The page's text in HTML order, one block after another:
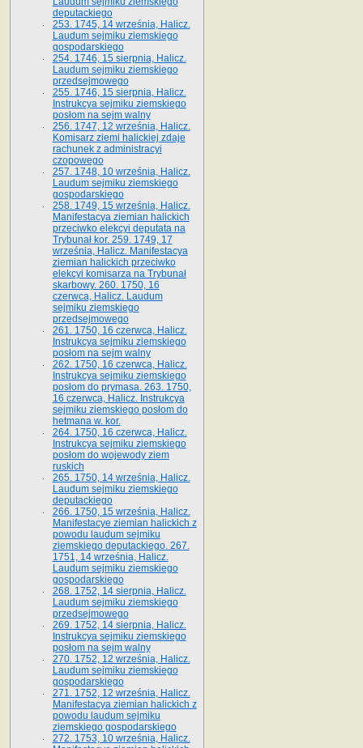
deputackiego
253. 1745, 14 września, Halicz.
Laudum sejmiku ziemskiego
gospodarskiego
254. 1746, 15 sierpnia, Halicz.
Laudum sejmiku ziemskiego
przedsejmowego
255. 1746, 15 sierpnia, Halicz.
Instrukcya sejmiku ziemskiego
posłom na sejm walny
256. 1747, 12 września, Halicz.
Komisarz ziemi halickiej zdaje
rachunek z administracyi
czopowego
257. 1748, 10 września, Halicz.
Laudum sejmiku ziemskiego
gospodarskiego
258. 1749, 15 września, Halicz.
Manifestacya ziemian halickich
przeciwko elekcyi deputata na
Trybunał kor. 259. 1749, 17
września, Halicz. Manifestacya
ziemian halickich przeciwko
elekcyi komisarza na Trybunał
skarbowy. 260. 1750, 16
czerwca, Halicz. Laudum
sejmiku ziemskiego
przedsejmowego
261. 1750, 16 czerwca, Halicz.
Instrukcya sejmiku ziemskiego
posłom na sejm walny
262. 1750, 16 czerwca, Halicz.
Instrukcya sejmiku ziemskiego
posłom do prymasa. 263. 1750,
16 czerwca, Halicz. Instrukcya
sejmiku ziemskiego posłom do
hetmana w. kor.
264. 1750, 16 czerwca, Halicz.
Instrukcya sejmiku ziemskiego
posłom do wojewody ziem
ruskich
265. 1750, 14 września, Halicz.
Laudum sejmiku ziemskiego
deputackiego
266. 1750, 15 września, Halicz.
Manifestacye ziemian halickich z
powodu laudum sejmiku
ziemskiego deputackiego. 267.
1751, 14 września, Halicz.
Laudum sejmiku ziemskiego
gospodarskiego
268. 1752, 14 sierpnia, Halicz.
Laudum sejmiku ziemskiego
przedsejmowego
269. 1752, 14 sierpnia, Halicz.
Instrukcya sejmiku ziemskiego
posłom na sejm walny
270. 1752, 12 września, Halicz.
Laudum sejmiku ziemskiego
gospodarskiego
271. 1752, 12 września, Halicz.
Manifestacya ziemian halickich z
powodu laudum sejmiku
ziemskiego gospodarskiego
272. 1753, 10 września, Halicz.